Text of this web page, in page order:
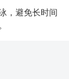
，避免长时间